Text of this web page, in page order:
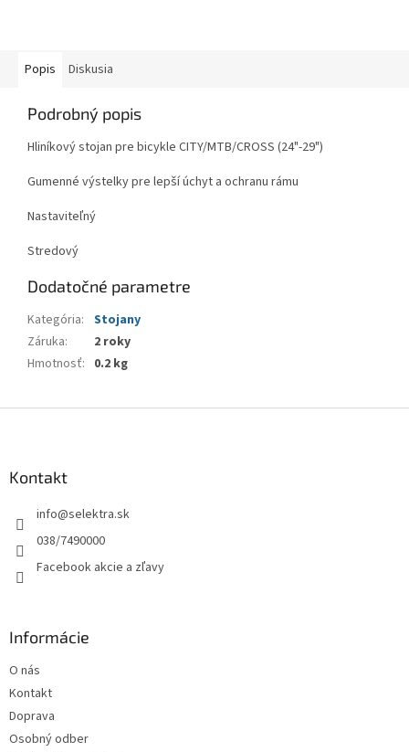
Popis Diskusia
Podrobný popis
Hliníkový stojan pre bicykle CITY/MTB/CROSS (24"-29")
Gumenné výstelky pre lepší úchyt a ochranu rámu
Nastaviteľný
Stredový
Dodatočné parametre
Kategória: Stojany
Záruka:
2 roky
Hmotnosť: 0.2 kg
Kontakt
info@selektra.sk
038/7490000
Facebook akcie a zľavy
Informácie
O nás
Kontakt
Doprava
Osobný odber